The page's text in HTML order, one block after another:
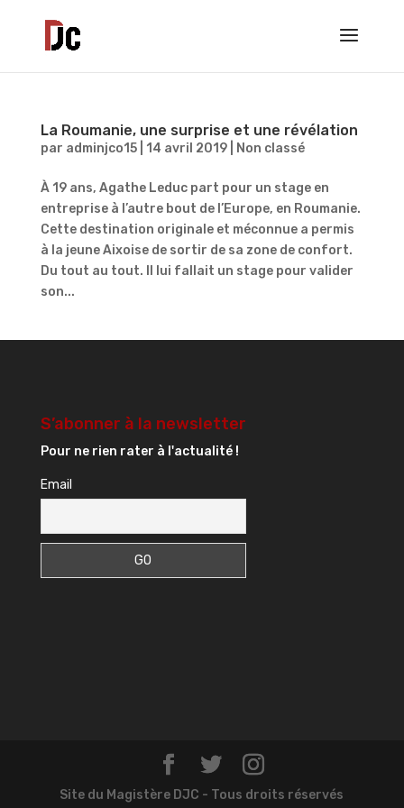
La Roumanie, une surprise et une révélation
par adminjco15| 14 avril 2019| Non classé
À 19 ans, Agathe Leduc part pour un stage en
entreprise à l’autre bout de l’Europe, en Roumanie.
Cette destination originale et méconnue a permis
à la jeune Aixoise de sortir de sa zone de confort.
Du tout au tout. Il lui fallait un stage pour valider
son...
S’abonner à la newsletter
Pour ne rien rater à l'actualité !
Email
Site du Magistère DJC - Tous droits réservés